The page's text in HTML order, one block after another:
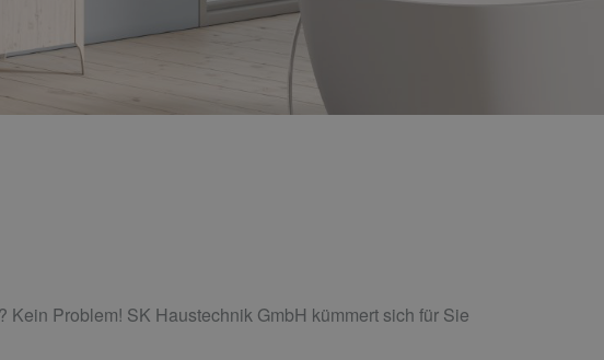
Problem! SK Haustechnik GmbH kümmert sich für Sie